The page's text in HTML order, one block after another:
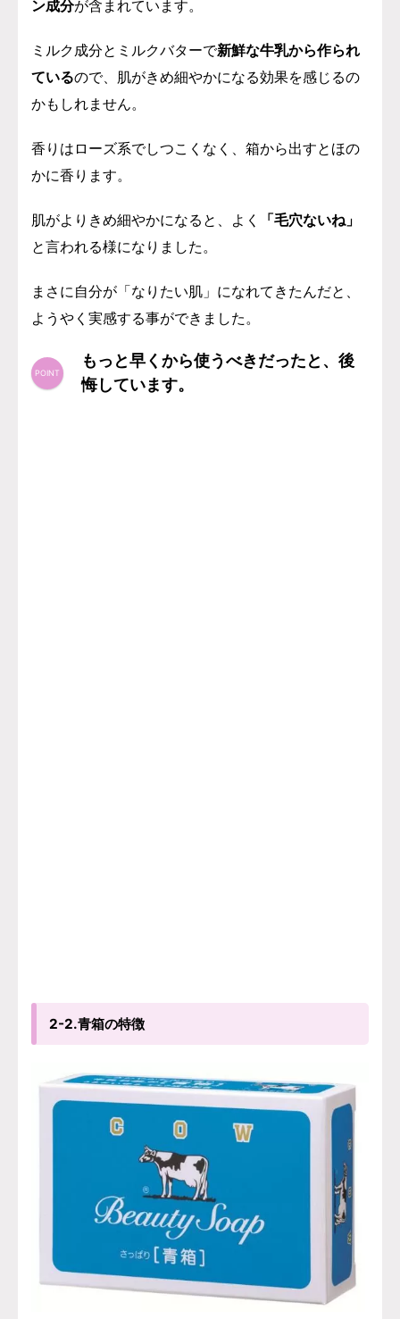
ン成分が含まれています。
ミルク成分とミルクバターで新鮮な牛乳から作られ
ているので、肌がきめ細やかになる効果を感じるの
かもしれません。
香りはローズ系でしつこくなく、箱から出すとほの
かに香ります。
肌がよりきめ細やかになると、よく
「毛穴ないね」
と言われる様になりました。
まさに自分が「なりたい肌」になれてきたんだと、
ようやく実感する事ができました。
もっと早くから使うべきだったと、後
悔しています。
2-2.青箱の特徴